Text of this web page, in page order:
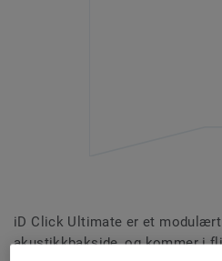
iD Click Ultimate er et modulært
akustikkbakside, og kommer i